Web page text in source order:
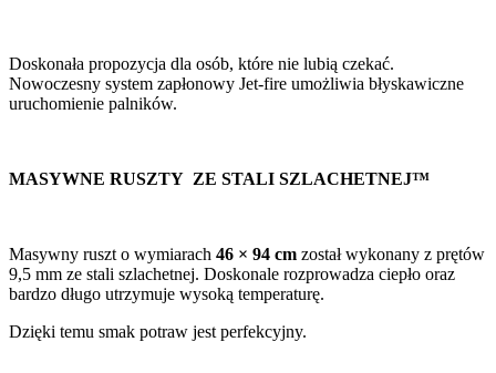
Doskonała propozycja dla osób, które nie lubią czekać.
Nowoczesny system zapłonowy Jet-fire umożliwia błyskawiczne
uruchomienie palników.
MASYWNE RUSZTY ZE STALI SZLACHETNEJ™
Masywny ruszt o wymiarach 46 × 94 cm został wykonany z prętów
9,5 mm ze stali szlachetnej. Doskonale rozprowadza ciepło oraz
bardzo długo utrzymuje wysoką temperaturę.
Dzięki temu smak potraw jest perfekcyjny.